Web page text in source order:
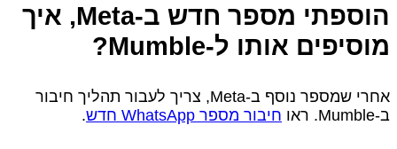
הוספתי מספר חדש ב‑Meta, איך
מוסיפים אותו ל‑Mumble?
אחרי שמספר נוסף ב‑Meta, צריך לעבור תהליך חיבור
ב‑Mumble. ראו
חיבור מספר WhatsApp חדש .